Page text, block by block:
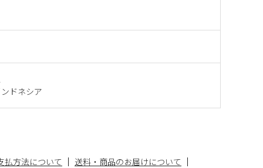
ドネシア
払方法について
送料・商品のお届けについて